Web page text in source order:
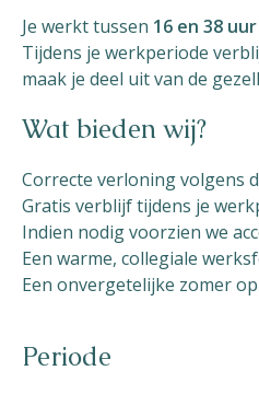
Je werkt tussen 16 en 38
Tijdens je werkperiode
maak je deel uit van de
Wat bieden wij?
Correcte verloning volgens
Gratis verblijf tijdens je
Indien nodig voorzien we
Een warme, collegiale
Een onvergetelijke zomer
Periode